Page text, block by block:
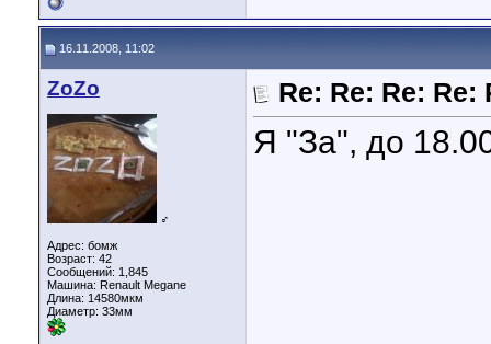
16.11.2008, 11:02
ZoZo
♂
Адрес: бомж
Возраст: 42
Сообщений: 1,845
Машина: Renault Megane
Длина: 14580мкм
Диаметр: 33мм
Re: Re: Re:
Я "За", до